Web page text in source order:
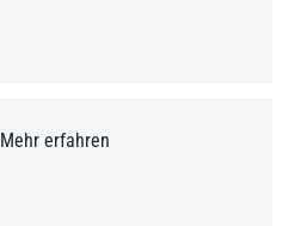
Mehr erfahren